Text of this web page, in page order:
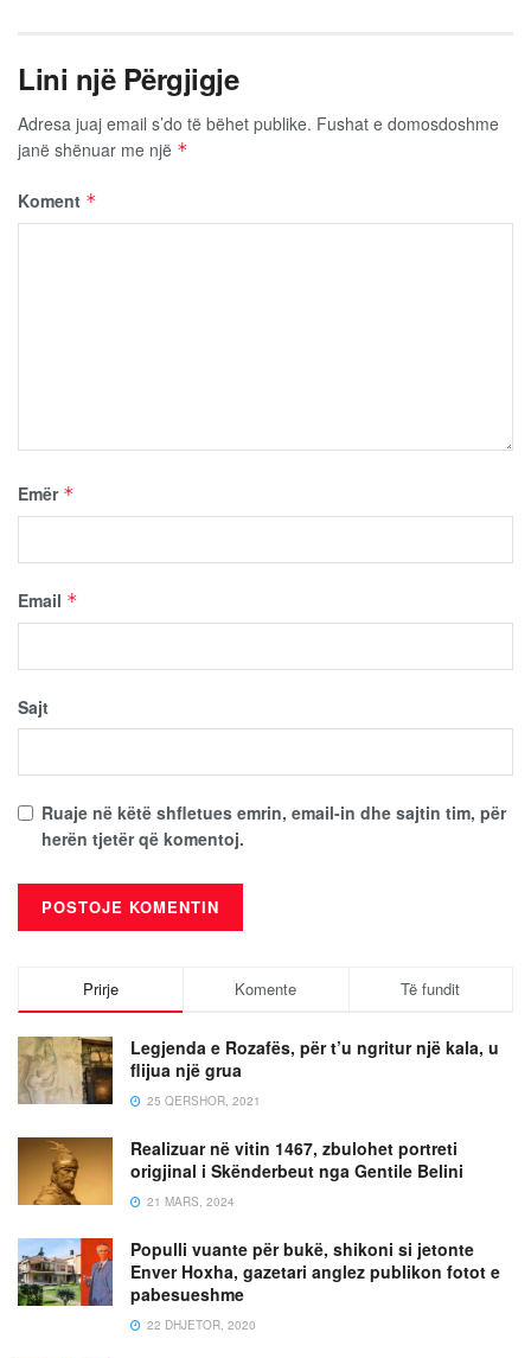
Lini një Përgjigje
Adresa juaj email s’do të bëhet publike. Fushat e domosdoshme
janë shënuar me një *
Koment *
Emër *
Email *
Sajt
Ruaje në këtë shfletues emrin, email-in dhe sajtin tim, për
herën tjetër që komentoj.
Prirje Komente Të fundit
Legjenda e Rozafës, për t’u ngritur një kala, u
flijua një grua
25 QERSHOR, 2021
Realizuar në vitin 1467, zbulohet portreti
origjinal i Skënderbeut nga Gentile Belini
21 MARS, 2024
Populli vuante për bukë, shikoni si jetonte
Enver Hoxha, gazetari anglez publikon fotot e
pabesueshme
22 DHJETOR, 2020